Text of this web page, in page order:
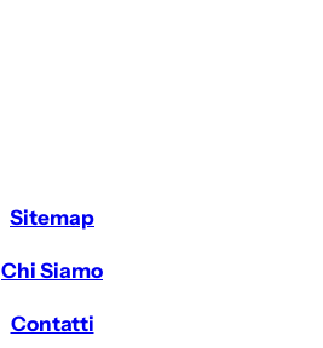
Sitemap
Chi Siamo
Contatti